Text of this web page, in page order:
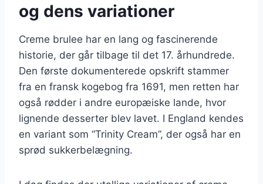
og dens variationer
Creme brulee har en lang og fascinerende
historie, der går tilbage til det 17. århundrede.
Den første dokumenterede opskrift stammer
fra en fransk kogebog fra 1691, men retten har
også rødder i andre europæiske lande, hvor
lignende desserter blev lavet. I England kendes
en variant som “Trinity Cream”, der også har en
sprød sukkerbelægning.